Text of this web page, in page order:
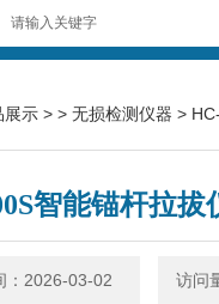
展示 > > 无损检测仪器 >
智能锚杆拉拔
：2026-03-02 访问